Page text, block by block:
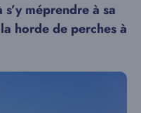
méprendre à sa
horde de perches à